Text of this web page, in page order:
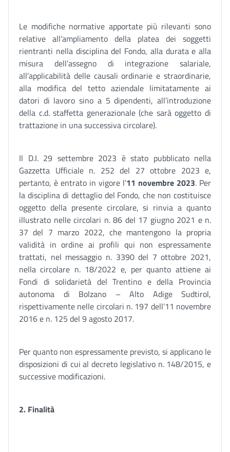
Le modifiche normative apportate più rilevanti sono
relative all’ampliamento della platea dei soggetti
rientranti nella disciplina del Fondo, alla durata e alla
misura dell’assegno di integrazione salariale,
all’applicabilità delle causali ordinarie e straordinarie,
alla modifica del tetto aziendale limitatamente ai
datori di lavoro sino a 5 dipendenti, all’introduzione
della c.d. staffetta generazionale (che sarà oggetto di
trattazione in una successiva circolare).
Il D.I. 29 settembre 2023 è stato pubblicato nella
Gazzetta Ufficiale n. 252 del 27 ottobre 2023 e,
pertanto, è entrato in vigore l’11 novembre 2023. Per
la disciplina di dettaglio del Fondo, che non costituisce
oggetto della presente circolare, si rinvia a quanto
illustrato nelle circolari n. 86 del 17 giugno 2021 e n.
37 del 7 marzo 2022, che mantengono la propria
validità in ordine ai profili qui non espressamente
trattati, nel messaggio n. 3390 del 7 ottobre 2021,
nella circolare n. 18/2022 e, per quanto attiene ai
Fondi di solidarietà del Trentino e della Provincia
autonoma di Bolzano – Alto Adige Sudtirol,
rispettivamente nelle circolari n. 197 dell’11 novembre
2016 e n. 125 del 9 agosto 2017.
Per quanto non espressamente previsto, si applicano le
disposizioni di cui al decreto legislativo n. 148/2015, e
successive modificazioni.
2. Finalità